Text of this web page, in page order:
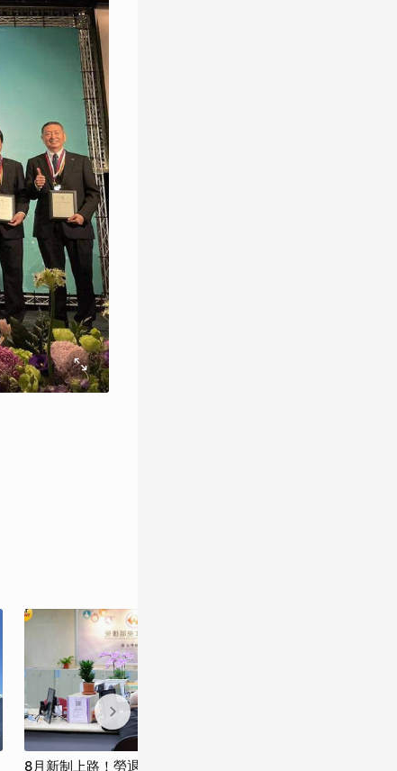
8月新制上路！勞退5大改革、學貸利率調